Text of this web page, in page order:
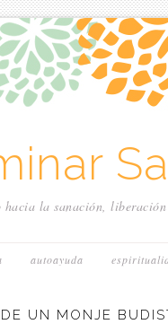
hacia la sanación,
autoayuda
UN MONJE